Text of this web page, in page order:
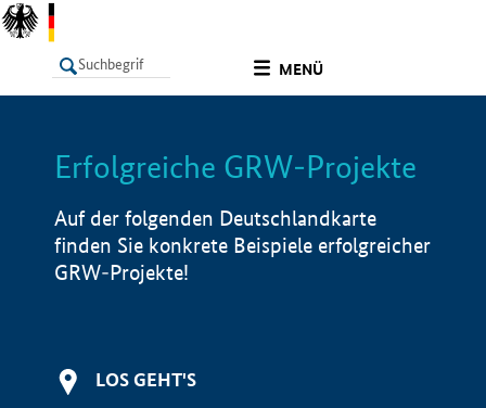
MENÜ
LISTE Info
Erfolgreiche GRW-Projekte
Auf der folgenden Deutschlandkarte
finden Sie konkrete Beispiele erfolgreicher
GRW-Projekte!
LOS GEHT'S